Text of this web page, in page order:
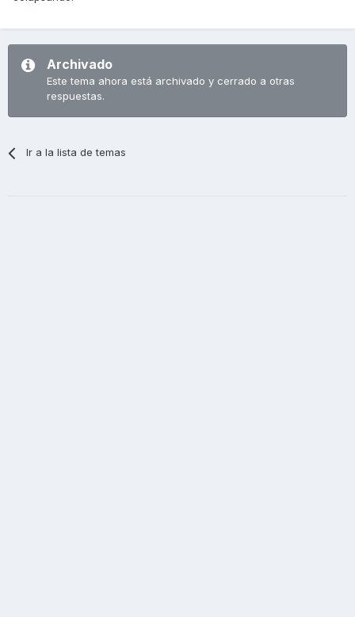
Archivado
Este tema ahora está archivado y cerrado a otras
respuestas.
Ir a la lista de temas